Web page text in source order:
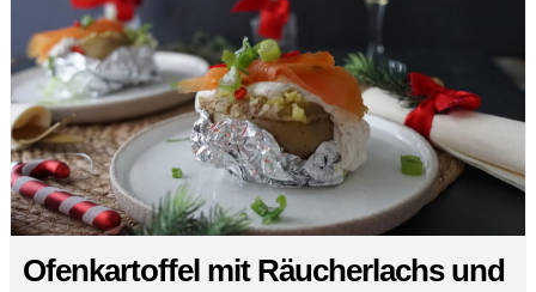
Ofenkartoffel mit Räucherlachs und